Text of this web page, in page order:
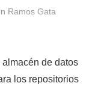
Ramos Gata
almacén de datos
los repositorios